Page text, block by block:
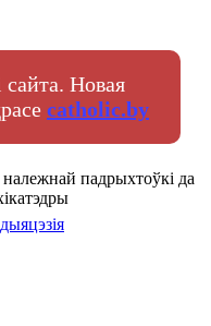
сайта. Новая
catholic.by
належнай падрыхтоўкі да